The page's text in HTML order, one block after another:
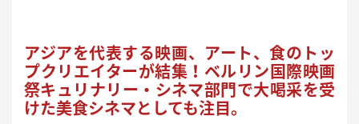
アジアを代表する映画、アート、食のトッ
プクリエイターが結集！ベルリン国際映画
祭キュリナリー・シネマ部門で大喝采を受
けた美食シネマとしても注目。